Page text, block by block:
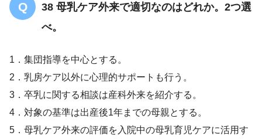
38 母乳ケア外来で適切なのはどれか。2つ選
べ。
1．集団指導を中心とする。
2．乳房ケア以外に心理的サポートも行う。
3．卒乳に関する相談は産科外来を紹介する。
4．対象の基準は出産後1年までの母親とする。
5．母乳ケア外来の評価を入院中の母乳育児ケアに活用す